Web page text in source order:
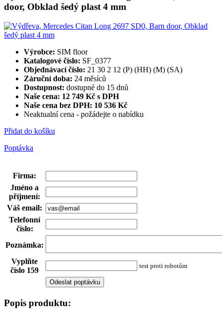
door, Obklad šedý plast 4 mm
Výrobce: SIM floor
Katalogové číslo: SF_0377
Objednávací číslo: 21 30 2 12 (P) (HH) (M) (SA)
Záruční doba: 24 měsíců
Dostupnost: dostupné do 15 dnů
Naše cena: 12 749 Kč s DPH
Naše cena bez DPH: 10 536 Kč
Neaktualní cena - požádejte o nabídku
Přidat do košíku
Poptávka
Firma:
Jméno a
příjmení:
Váš email:
Telefonní
číslo:
Poznámka:
Vyplňte
číslo 159
test proti robotům
Popis produktu: